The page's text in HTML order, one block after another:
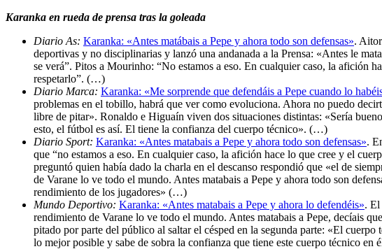
Karanka en rueda de prensa tras la goleada
Diario As: Karanka: «Antes matábais a Pepe y ahora todo son defensas».
deportivas y no disciplinarias y lanzó una andanada a la Prensa: «Antes le
se verá”. Pitos a Mourinho: “No estamos a eso. En cualquier caso, la afición
respetarlo”. (…)
Diario Marca: Karanka: «Me sorprende que defendáis a Pepe cuando lo
problemas en el tobillo, habrá que ver como evoluciona. Ahora no puedo
libre de pitar». Ronaldo e Higuaín viven dos situaciones distintas: «Sería
esto, el fútbol es así. El tiene la confianza del cuerpo técnico». (…)
Diario Sport: Karanka: «Antes matabais a Pepe y ahora todo son defensas».
que “no estamos a eso. En cualquier caso, la afición hace lo que cree y el
preguntó quien había dado la charla en el descanso respondió que «el de
de Varane lo ve todo el mundo. Antes matabais a Pepe y ahora todo son
rendimiento de los jugadores» (…)
Mundo Deportivo: Karanka: «Antes matabais a Pepe y ahora lo defendéis». El
rendimiento de Varane lo ve todo el mundo. Antes matabais a Pepe, decíais
pitado por parte del público al saltar el césped en la segunda parte: «El
lo mejor posible y sabe de sobra la confianza que tiene este cuerpo técnico